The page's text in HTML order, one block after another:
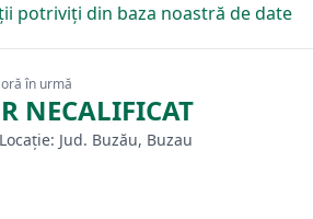
potriviți din baza noastră de date
în urmă
NECALIFICAT
Locație: Jud. Buzău, Buzau